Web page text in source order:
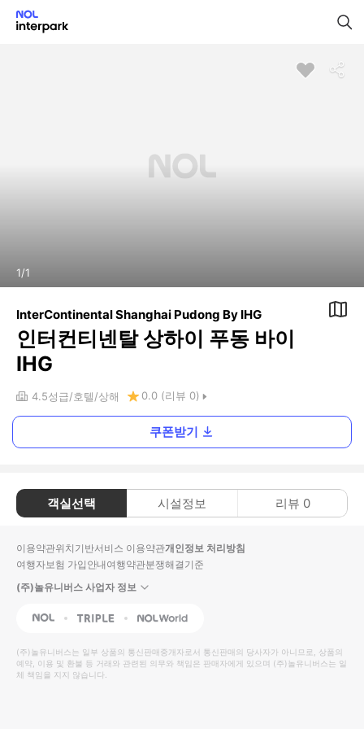
1/1
InterContinental Shanghai Pudong By IHG
인터컨티넨탈 상하이 푸동 바이
IHG
4.5성급 호텔 상해 0.0 (리뷰 0)
쿠폰받기
객실선택 시설정보 리뷰 0
이용약관위치기반서비스 이용약관개인정보 처리방침
여행자보험 가입안내여행약관분쟁해결기준
(주)놀유니버스 사업자 정보
NOL Triple Interpark Global
(주)놀유니버스는 일부 상품의 통신판매중개자로서 통신판매의 당사자가 아니므로, 상품의
예약, 이용 및 환불 등 거래와 관련된 의무와 책임은 판매자에게 있으며 (주)놀유니버스는 일
체 책임을 지지 않습니다.